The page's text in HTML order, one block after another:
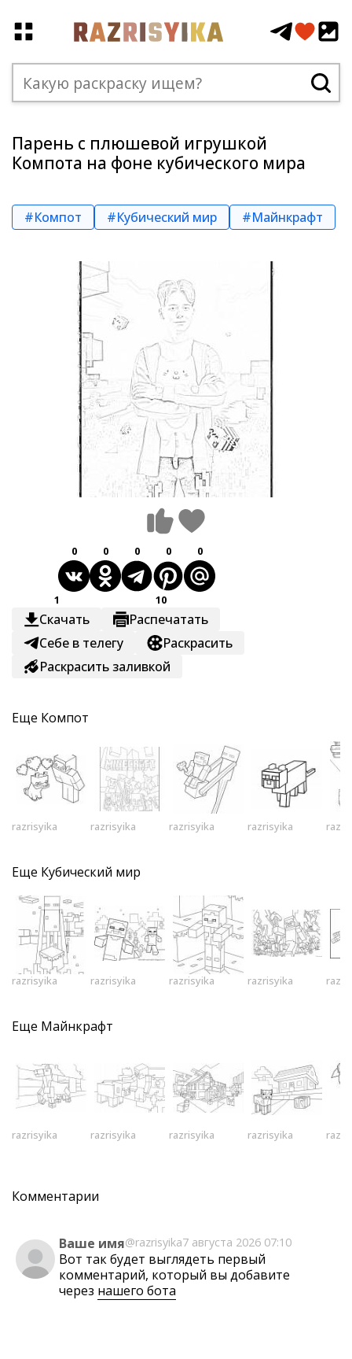
Парень с плюшевой игрушкой
Компота на фоне кубического мира
#Компот #Кубический мир #Майнкрафт
0 0 0 0 0
1
Скачать
10
Распечатать
Себе в телегу
Раскрасить
Раскрасить заливкой
Еще Компот
razrisyika razrisyika razrisyika razrisyika
Еще Кубический мир
razrisyika razrisyika razrisyika razrisyika
Еще Майнкрафт
razrisyika razrisyika razrisyika razrisyika
Комментарии
Ваше имя@razrisyika7 августа 2026 07:10
Вот так будет выглядеть первый
комментарий, который вы добавите
через нашего бота